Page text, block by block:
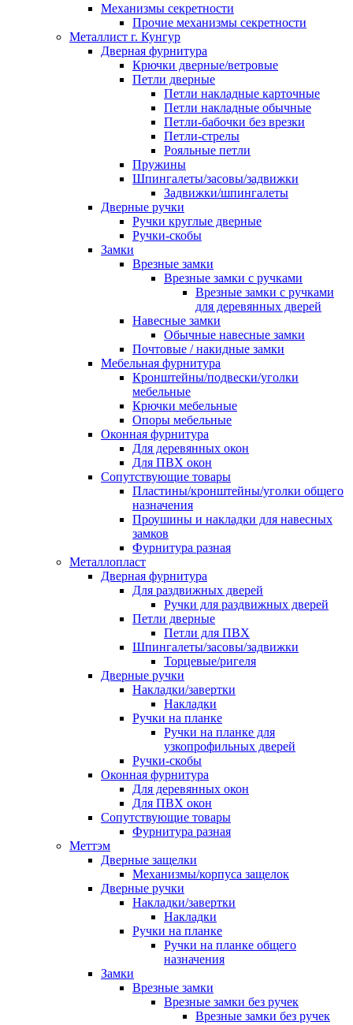
Механизмы секретности
Прочие механизмы секретности
Металлист г. Кунгур
Дверная фурнитура
Крючки дверные/ветровые
Петли дверные
Петли накладные карточные
Петли накладные обычные
Петли-бабочки без врезки
Петли-стрелы
Рояльные петли
Пружины
Шпингалеты/засовы/задвижки
Задвижки/шпингалеты
Дверные ручки
Ручки круглые дверные
Ручки-скобы
Замки
Врезные замки
Врезные замки с ручками
Врезные замки с ручками
для деревянных дверей
Навесные замки
Обычные навесные замки
Почтовые / накидные замки
Мебельная фурнитура
Кронштейны/подвески/уголки
мебельные
Крючки мебельные
Опоры мебельные
Оконная фурнитура
Для деревянных окон
Для ПВХ окон
Сопутствующие товары
Пластины/кронштейны/уголки общего
назначения
Проушины и накладки для навесных
замков
Фурнитура разная
Металлопласт
Дверная фурнитура
Для раздвижных дверей
Ручки для раздвижных дверей
Петли дверные
Петли для ПВХ
Шпингалеты/засовы/задвижки
Торцевые/ригеля
Дверные ручки
Накладки/завертки
Накладки
Ручки на планке
Ручки на планке для
узкопрофильных дверей
Ручки-скобы
Оконная фурнитура
Для деревянных окон
Для ПВХ окон
Сопутствующие товары
Фурнитура разная
Меттэм
Дверные защелки
Механизмы/корпуса защелок
Дверные ручки
Накладки/завертки
Накладки
Ручки на планке
Ручки на планке общего
назначения
Замки
Врезные замки
Врезные замки без ручек
Врезные замки без ручек